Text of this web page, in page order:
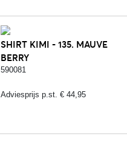
SHIRT KIMI - 135. MAUVE
BERRY
590081
Adviesprijs p.st. € 44,95